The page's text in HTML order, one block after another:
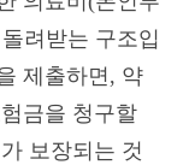
려받는 구조입
제출하면, 약
금을 청구할
보장되는 것